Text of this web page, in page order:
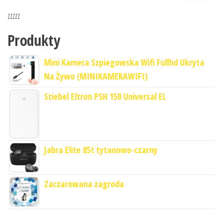
zzzzz
Produkty
Mini Kamera Szpiegowska Wifi Fullhd Ukryta
Na Żywo (MINIKAMERAWIFI)
Stiebel Eltron PSH 150 Universal EL
Jabra Elite 85t tytanowo-czarny
Zaczarowana zagroda